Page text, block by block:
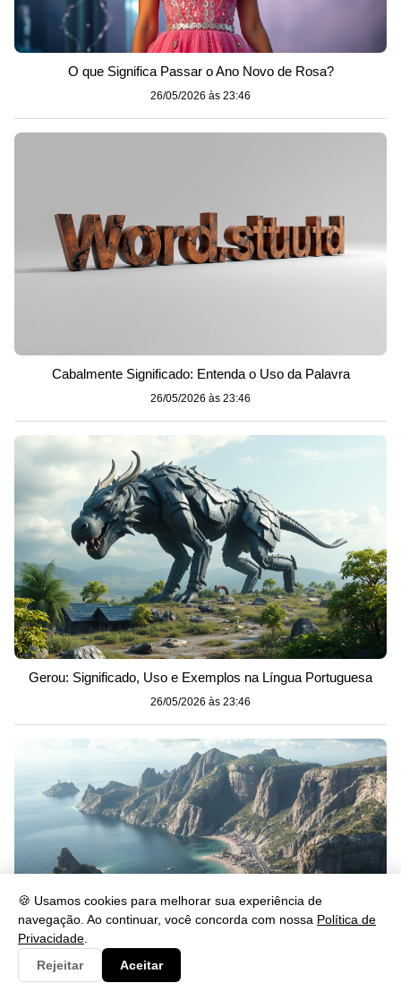
🍪 Usamos cookies para melhorar sua experiência de
navegação. Ao continuar, você concorda com nossa Política de
Privacidade
Rejeitar
Aceitar
O que Significa Passar o Ano Novo de Rosa?
26/05/2026 às 23:46
Cabalmente Significado: Entenda o Uso da Palavra
26/05/2026 às 23:46
Gerou: Significado, Uso e Exemplos na Língua Portuguesa
26/05/2026 às 23:46
Se lascar: significado, uso e exemplos na prática